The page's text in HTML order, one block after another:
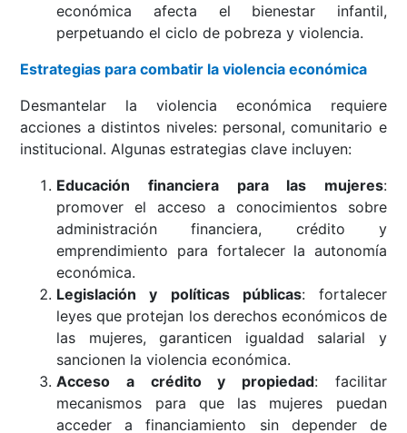
económica afecta el bienestar infantil,
perpetuando el ciclo de pobreza y violencia.
Estrategias para combatir la violencia económica
Desmantelar la violencia económica requiere
acciones a distintos niveles: personal, comunitario e
institucional. Algunas estrategias clave incluyen:
Educación financiera para las mujeres:
promover el acceso a conocimientos sobre
administración financiera, crédito y
emprendimiento para fortalecer la autonomía
económica.
Legislación y políticas públicas: fortalecer
leyes que protejan los derechos económicos de
las mujeres, garanticen igualdad salarial y
sancionen la violencia económica.
Acceso a crédito y propiedad: facilitar
mecanismos para que las mujeres puedan
acceder a financiamiento sin depender de